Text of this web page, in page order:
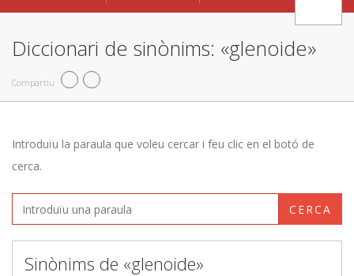
Diccionari de sinònims: «glenoide»
Compartiu
Introduïu la paraula que voleu cercar i feu clic en el botó de
cerca.
CERCA
Sinònims de «glenoide»